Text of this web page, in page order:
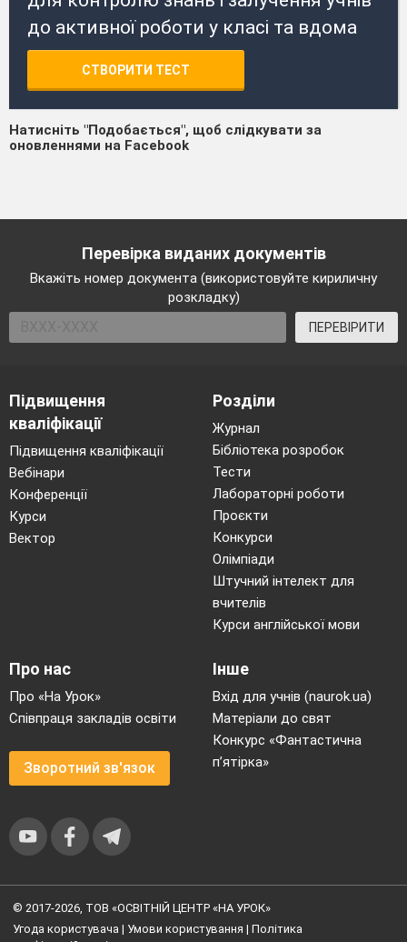
до активної роботи у класі та вдома
СТВОРИТИ ТЕСТ
Натисніть "Подобається", щоб слідкувати за
оновленнями на Facebook
Перевірка виданих документів
Вкажіть номер документа (використовуйте кириличну
розкладку)
ПЕРЕВІРИТИ
Підвищення
кваліфікації
Підвищення кваліфікації
Вебінари
Конференції
Курси
Вектор
Розділи
Журнал
Бібліотека розробок
Тести
Лабораторні роботи
Проєкти
Конкурси
Олімпіади
Штучний інтелект для
вчителів
Курси англійської мови
Про нас
Про «На Урок»
Співпраця закладів освіти
Зворотний зв'язок
Інше
Вхід для учнів (naurok.ua)
Матеріали до свят
Конкурс «Фантастична
п’ятірка»
© 2017-2026, ТОВ «ОСВІТНІЙ ЦЕНТР «НА УРОК»
Угода користувача | Умови користування | Політика